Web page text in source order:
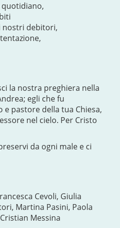
quotidiano,
nostri debitori,
la nostra preghiera nella
egli che fu
pastore della tua Chiesa,
nel cielo. Per Cristo
da ogni male e ci
Cevoli, Giulia
Martina Pasini, Paola
Messina